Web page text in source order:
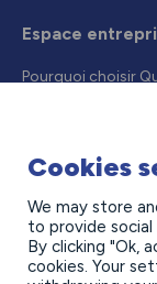
Espace
Pourquoi choisir
Contact
Cookies
We may store
to provide
By clicking "Ok,
cookies. Your